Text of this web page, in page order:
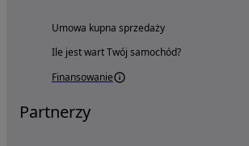
Umowa kupna sprzedaży
Ile jest wart Twój samochód?
Finansowanie
Partnerzy